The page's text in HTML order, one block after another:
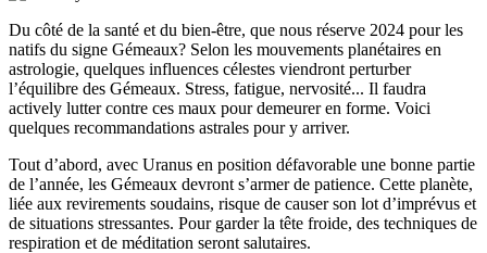
Du côté de la santé et du bien-être, que nous réserve 2024 pour les
natifs du signe Gémeaux? Selon les mouvements planétaires en
astrologie, quelques influences célestes viendront perturber
l’équilibre des Gémeaux. Stress, fatigue, nervosité... Il faudra
actively lutter contre ces maux pour demeurer en forme. Voici
quelques recommandations astrales pour y arriver.
Tout d’abord, avec Uranus en position défavorable une bonne partie
de l’année, les Gémeaux devront s’armer de patience. Cette planète,
liée aux revirements soudains, risque de causer son lot d’imprévus et
de situations stressantes. Pour garder la tête froide, des techniques de
respiration et de méditation seront salutaires.